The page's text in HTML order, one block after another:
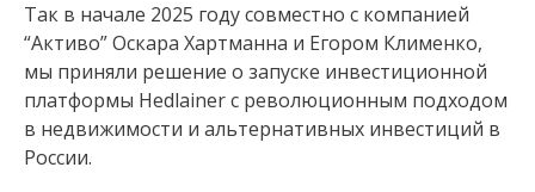
Так в начале 2025 году совместно с компанией
“Активо” Оскара Хартманна и Егором Клименко,
мы приняли решение о запуске инвестиционной
платформы Hedlainer с революционным подходом
в недвижимости и альтернативных инвестиций в
России.